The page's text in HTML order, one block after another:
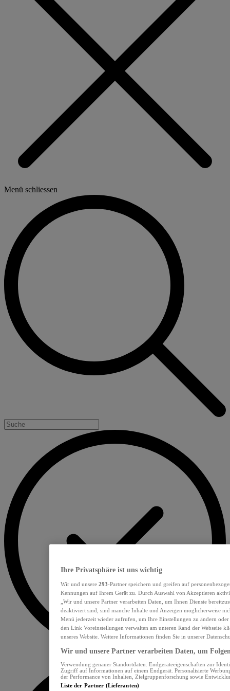
Menü schliessen
Ihre Privatsphäre ist uns wichtig
Wir und unsere 293-Partner speichern und greifen auf
Kennungen auf Ihrem Gerät zu. Durch Auswahl von Akzeptieren
„Wir und unsere Partner verarbeiten Daten, um Ihnen Dienste
deaktiviert sind, sind manche Inhalte und Anzeigen möglicherweise
Menü jederzeit wieder aufrufen, um Ihre Einstellungen zu ändern
den Link Voreinstellungen verwalten am unteren Rand der Webseite
unseres Website. Weitere Informationen finden Sie in unserer
Wir und unsere Partner verarbeiten Daten, um
Verwendung genauer Standortdaten. Endgeräteeigenschaften zur
Zugriff auf Informationen auf einem Endgerät. Personalisierte
der Performance von Inhalten, Zielgruppenforschung sowie
Liste der Partner (Lieferanten)